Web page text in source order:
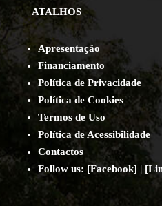
ATALHOS
Apresentação
Financiamento
Política de Privacidade
Política de Cookies
Termos de Uso
Política de Acessibilidade
Contactos
Follow us: [Facebook] | [